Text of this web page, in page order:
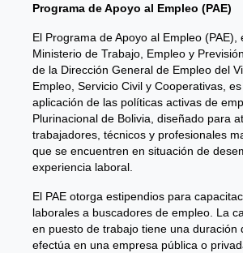
Programa de Apoyo al Empleo (PAE)
El Programa de Apoyo al Empleo (PAE),
Ministerio de Trabajo, Empleo y
de la Dirección General de Empleo del
Empleo, Servicio Civil y Cooperativas,
aplicación de las políticas activas de
Plurinacional de Bolivia, diseñado para
trabajadores, técnicos y profesionales
que se encuentren en situación de
experiencia laboral.
El PAE otorga estipendios para
laborales a buscadores de empleo. La
en puesto de trabajo tiene una duración
efectúa en una empresa pública o